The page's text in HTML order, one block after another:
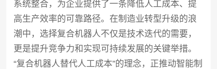
系统整合，为企业提供了一条降低人工成本、提
高生产效率的可靠路径。在制造业转型升级的浪
潮中，选择复合机器人不仅是技术迭代的需要，
更是提升竞争力和实现可持续发展的关键举措。
“复合机器人替代人工成本”的理念，正推动智能制